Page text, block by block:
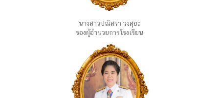
นางสาวปณิสรา วงสุยะ
รองผู้อำนวยการโรงเรียน